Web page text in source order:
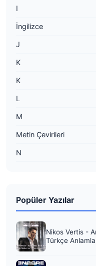
I
İngilizce
J
K
K
L
M
Metin Çevirileri
N
Popüler Yazılar
Nikos Vertis -
Türkçe